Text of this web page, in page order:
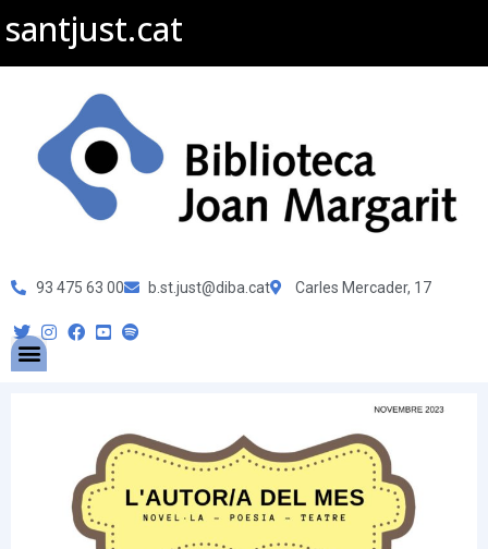
santjust.cat
93 475 63 00 b.st.just@diba.cat Carles Mercader, 17